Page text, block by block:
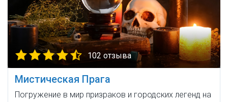
102 отзыва
Мистическая Прага
Погружение в мир призраков и городских легенд на